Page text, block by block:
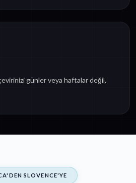
günler veya haftalar değil,
SLOVENCE'YE